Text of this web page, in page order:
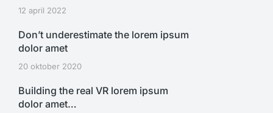
12 april 2022
Don’t underestimate the lorem ipsum
dolor amet
20 oktober 2020
Building the real VR lorem ipsum
dolor amet…